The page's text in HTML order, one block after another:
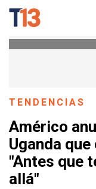
TENDENCIAS
Américo
Uganda
"Antes que
allá"